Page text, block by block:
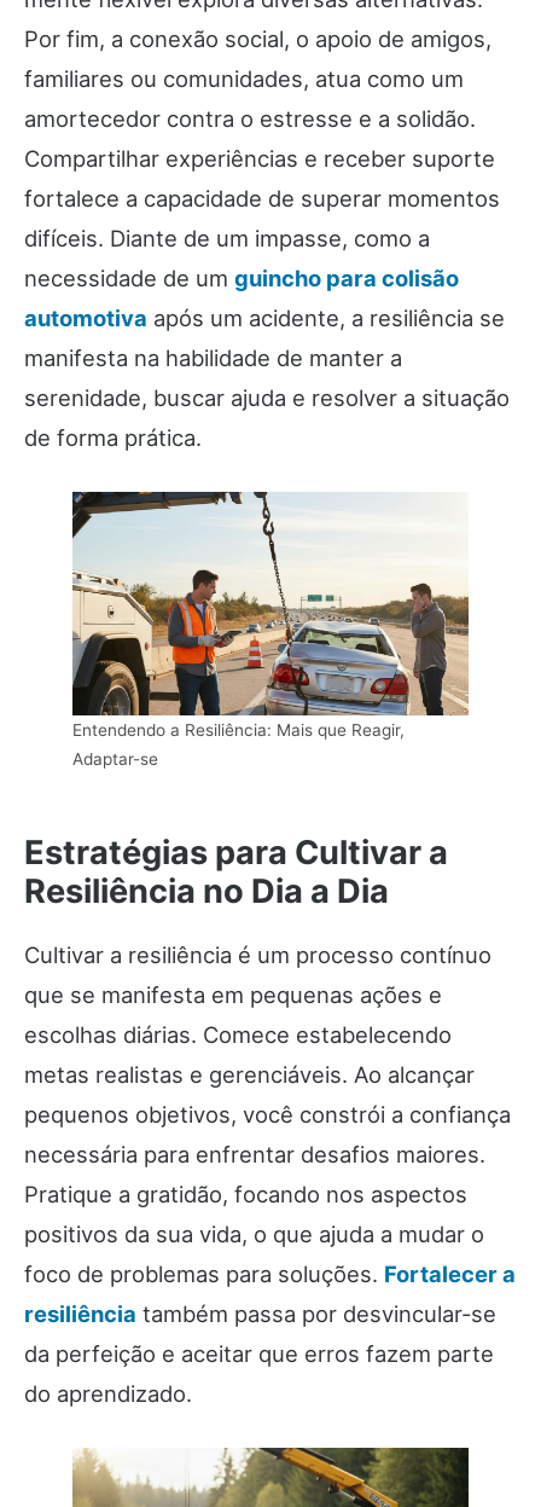
Por fim, a conexão social, o apoio de amigos,
familiares ou comunidades, atua como um
amortecedor contra o estresse e a solidão.
Compartilhar experiências e receber suporte
fortalece a capacidade de superar momentos
difíceis. Diante de um impasse, como a
necessidade de um guincho para colisão
automotiva após um acidente, a resiliência se
manifesta na habilidade de manter a
serenidade, buscar ajuda e resolver a situação
de forma prática.
Entendendo a Resiliência: Mais que Reagir,
Adaptar-se
Estratégias para Cultivar a
Resiliência no Dia a Dia
Cultivar a resiliência é um processo contínuo
que se manifesta em pequenas ações e
escolhas diárias. Comece estabelecendo
metas realistas e gerenciáveis. Ao alcançar
pequenos objetivos, você constrói a confiança
necessária para enfrentar desafios maiores.
Pratique a gratidão, focando nos aspectos
positivos da sua vida, o que ajuda a mudar o
foco de problemas para soluções. Fortalecer a
resiliência também passa por desvincular-se
da perfeição e aceitar que erros fazem parte
do aprendizado.